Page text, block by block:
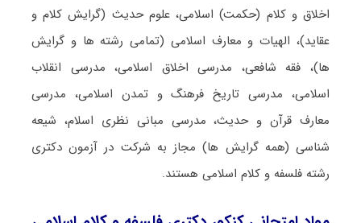
اخلاق و کلام (حکمت) اسلامی، علوم حدیث (گرایش کلام و
عقاید)، الهیات و معارف اسلامی (تمامی رشته ها و گرایش
ها)، فقه شافعی، مدرسی اخلاق اسلامی، مدرسی انقلاب
اسلامی، مدرسی تاریخ فرهنگ و تمدن اسلامی، مدرسی
معارف قرآن و حدیث، مدرسی مبانی نظری اسلام، شیعه
شناسی (همه گرایش ها) مجاز به شرکت در آزمون دکتری
رشته فلسفه و کلام اسلامی هستند.